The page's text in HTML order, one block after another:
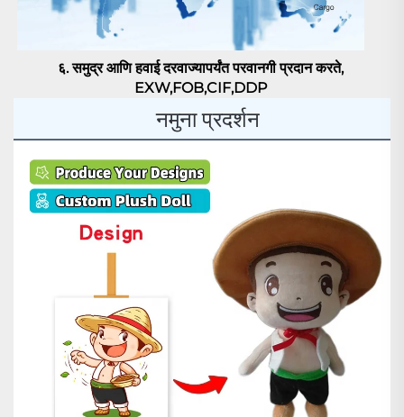
६. समुद्र आणि हवाई दरवाज्यापर्यंत परवानगी प्रदान करते,
EXW,FOB,CIF,DDP
नमुना प्रदर्शन